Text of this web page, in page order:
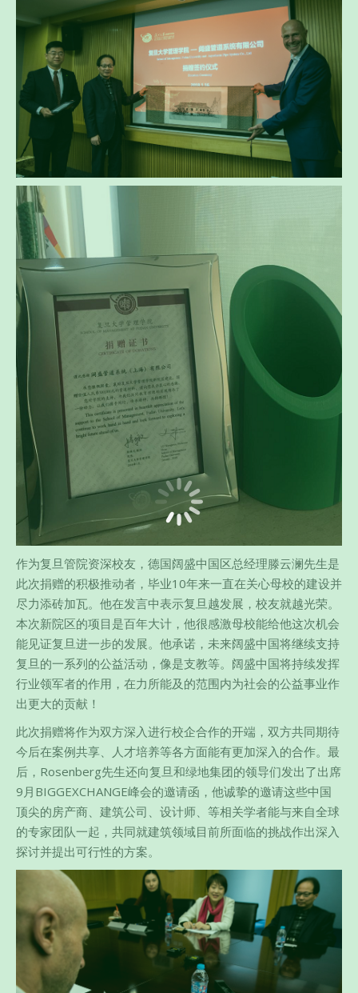
作为复旦管院资深校友，德国阔盛中国区总经理滕云澜先生是
此次捐赠的积极推动者，毕业10年来一直在关心母校的建设并
尽力添砖加瓦。他在发言中表示复旦越发展，校友就越光荣。
本次新院区的项目是百年大计，他很感激母校能给他这次机会
能见证复旦进一步的发展。他承诺，未来阔盛中国将继续支持
复旦的一系列的公益活动，像是支教等。阔盛中国将持续发挥
行业领军者的作用，在力所能及的范围内为社会的公益事业作
出更大的贡献！
此次捐赠将作为双方深入进行校企合作的开端，双方共同期待
今后在案例共享、人才培养等各方面能有更加深入的合作。最
后，Rosenberg先生还向复旦和绿地集团的领导们发出了出席
9月BIGGEXCHANGE峰会的邀请函，他诚挚的邀请这些中国
顶尖的房产商、建筑公司、设计师、等相关学者能与来自全球
的专家团队一起，共同就建筑领域目前所面临的挑战作出深入
探讨并提出可行性的方案。